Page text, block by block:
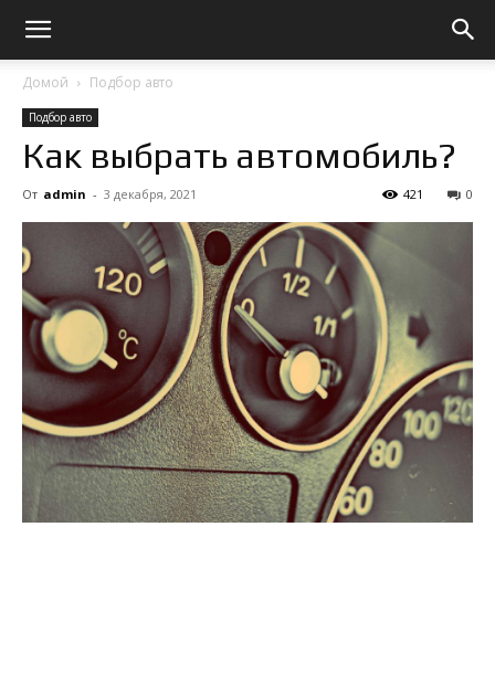
Домой Подбор авто
Подбор авто
Как выбрать автомобиль?
От admin - 3 декабря, 2021 0
421